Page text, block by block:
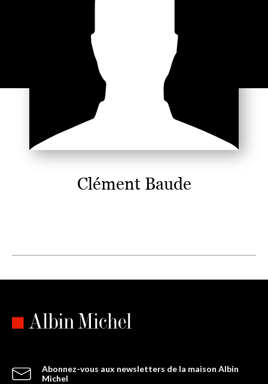
Clément Baude
Abonnez-vous aux newsletters de la maison Albin
Michel